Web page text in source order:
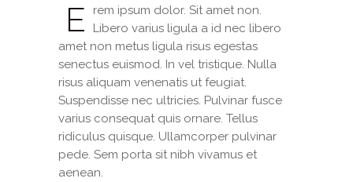
E
rem ipsum dolor. Sit amet non.
Libero varius ligula a id nec libero
amet non metus ligula risus egestas
senectus euismod. In vel tristique. Nulla
risus aliquam venenatis ut feugiat.
Suspendisse nec ultricies. Pulvinar fusce
varius consequat quis ornare. Tellus
ridiculus quisque. Ullamcorper pulvinar
pede. Sem porta sit nibh vivamus et
aenean.